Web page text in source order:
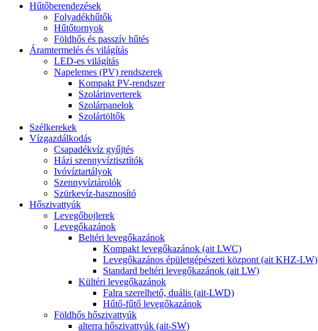
Hűtőberendezések
Folyadékhűtők
Hűtőtornyok
Földhős és passzív hűtés
Áramtermelés és világítás
LED-es világítás
Napelemes (PV) rendszerek
Kompakt PV-rendszer
Szolárinverterek
Szolárpanelok
Szolártöltők
Szélkerekek
Vízgazdálkodás
Csapadékvíz gyűjtés
Házi szennyvíztisztítók
Ivóvíztartályok
Szennyvíztárolók
Szürkevíz-hasznosító
Hőszivattyúk
Levegőbojlerek
Levegőkazánok
Beltéri levegőkazánok
Kompakt levegőkazánok (ait LWC)
Levegőkazános épületgépészeti központ (ait KHZ-LW)
Standard beltéri levegőkazánok (ait LW)
Kültéri levegőkazánok
Falra szerelhető, duális (ait-LWD)
Hűtő-fűtő levegőkazánok
Földhős hőszivattyúk
alterra hőszivattyúk (ait-SW)